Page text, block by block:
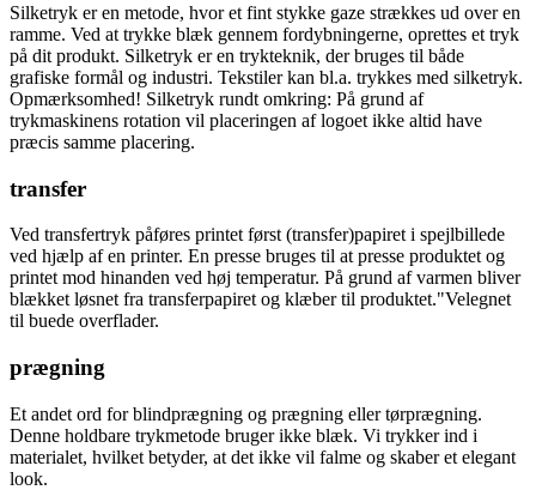
Silketryk er en metode, hvor et fint stykke gaze strækkes ud over en
ramme. Ved at trykke blæk gennem fordybningerne, oprettes et tryk
på dit produkt. Silketryk er en trykteknik, der bruges til både
grafiske formål og industri. Tekstiler kan bl.a. trykkes med silketryk.
Opmærksomhed! Silketryk rundt omkring: På grund af
trykmaskinens rotation vil placeringen af logoet ikke altid have
præcis samme placering.
transfer
Ved transfertryk påføres printet først (transfer)papiret i spejlbillede
ved hjælp af en printer. En presse bruges til at presse produktet og
printet mod hinanden ved høj temperatur. På grund af varmen bliver
blækket løsnet fra transferpapiret og klæber til produktet."Velegnet
til buede overflader.
prægning
Et andet ord for blindprægning og prægning eller tørprægning.
Denne holdbare trykmetode bruger ikke blæk. Vi trykker ind i
materialet, hvilket betyder, at det ikke vil falme og skaber et elegant
look.